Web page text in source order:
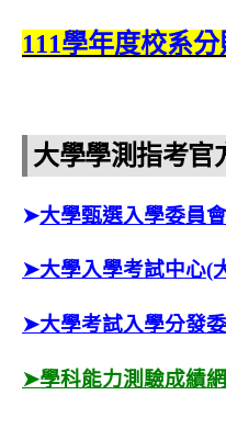
111學年度校系
大學學測指考官
➤大學甄選入學委員會
➤大學入學考試中心(
➤大學考試入學分發
➤學科能力測驗成績